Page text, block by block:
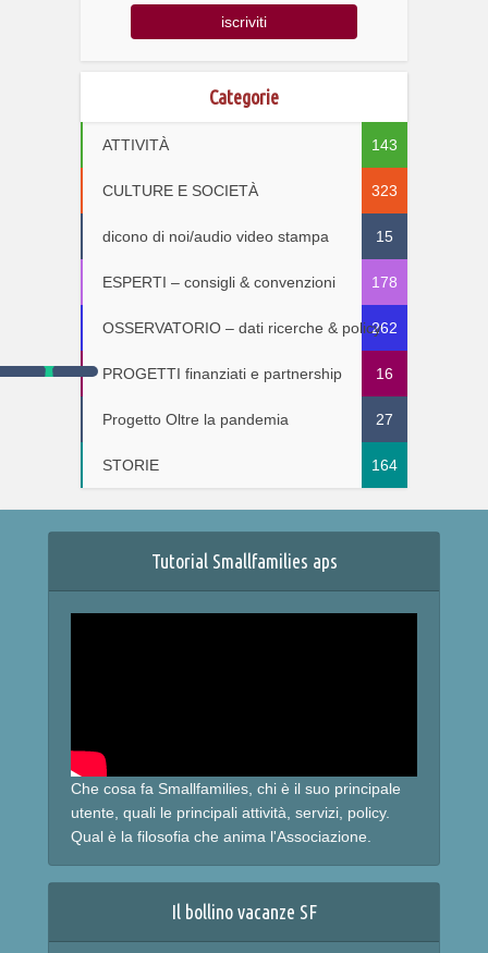
Categorie
ATTIVITÀ 143
CULTURE E SOCIETÀ 323
dicono di noi/audio video stampa 15
ESPERTI – consigli & convenzioni 178
OSSERVATORIO – dati ricerche & policy262
PROGETTI finanziati e partnership 16
Progetto Oltre la pandemia 27
STORIE 164
Tutorial Smallfamilies aps
Che cosa fa Smallfamilies, chi è il suo principale
utente, quali le principali attività, servizi, policy.
Qual è la filosofia che anima l'Associazione.
Il bollino vacanze SF